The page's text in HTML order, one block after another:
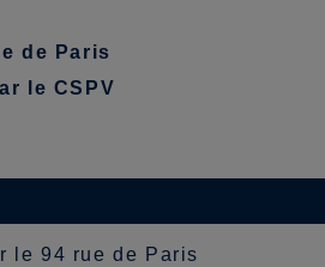
de Paris
le CSPV
le 94 rue de Paris